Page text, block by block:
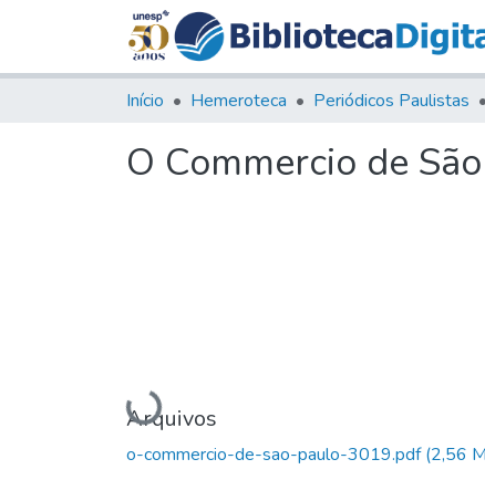
Início Hemeroteca Periódicos Paulistas
O Commercio de
Carregando...
Arquivos
o-commercio-de-sao-paulo-3019.pdf(2,56